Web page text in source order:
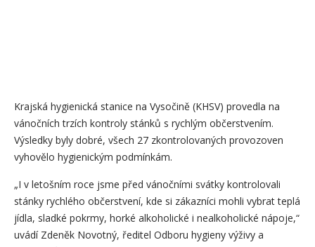
Krajská hygienická stanice na Vysočině (KHSV) provedla na
vánočních trzích kontroly stánků s rychlým občerstvením.
Výsledky byly dobré, všech 27 zkontrolovaných provozoven
vyhovělo hygienickým podmínkám.
„I v letošním roce jsme před vánočními svátky kontrolovali
stánky rychlého občerstvení, kde si zákazníci mohli vybrat teplá
jídla, sladké pokrmy, horké alkoholické i nealkoholické nápoje,“
uvádí Zdeněk Novotný, ředitel Odboru hygieny výživy a